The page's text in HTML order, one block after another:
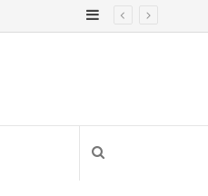
إضافة
بحث